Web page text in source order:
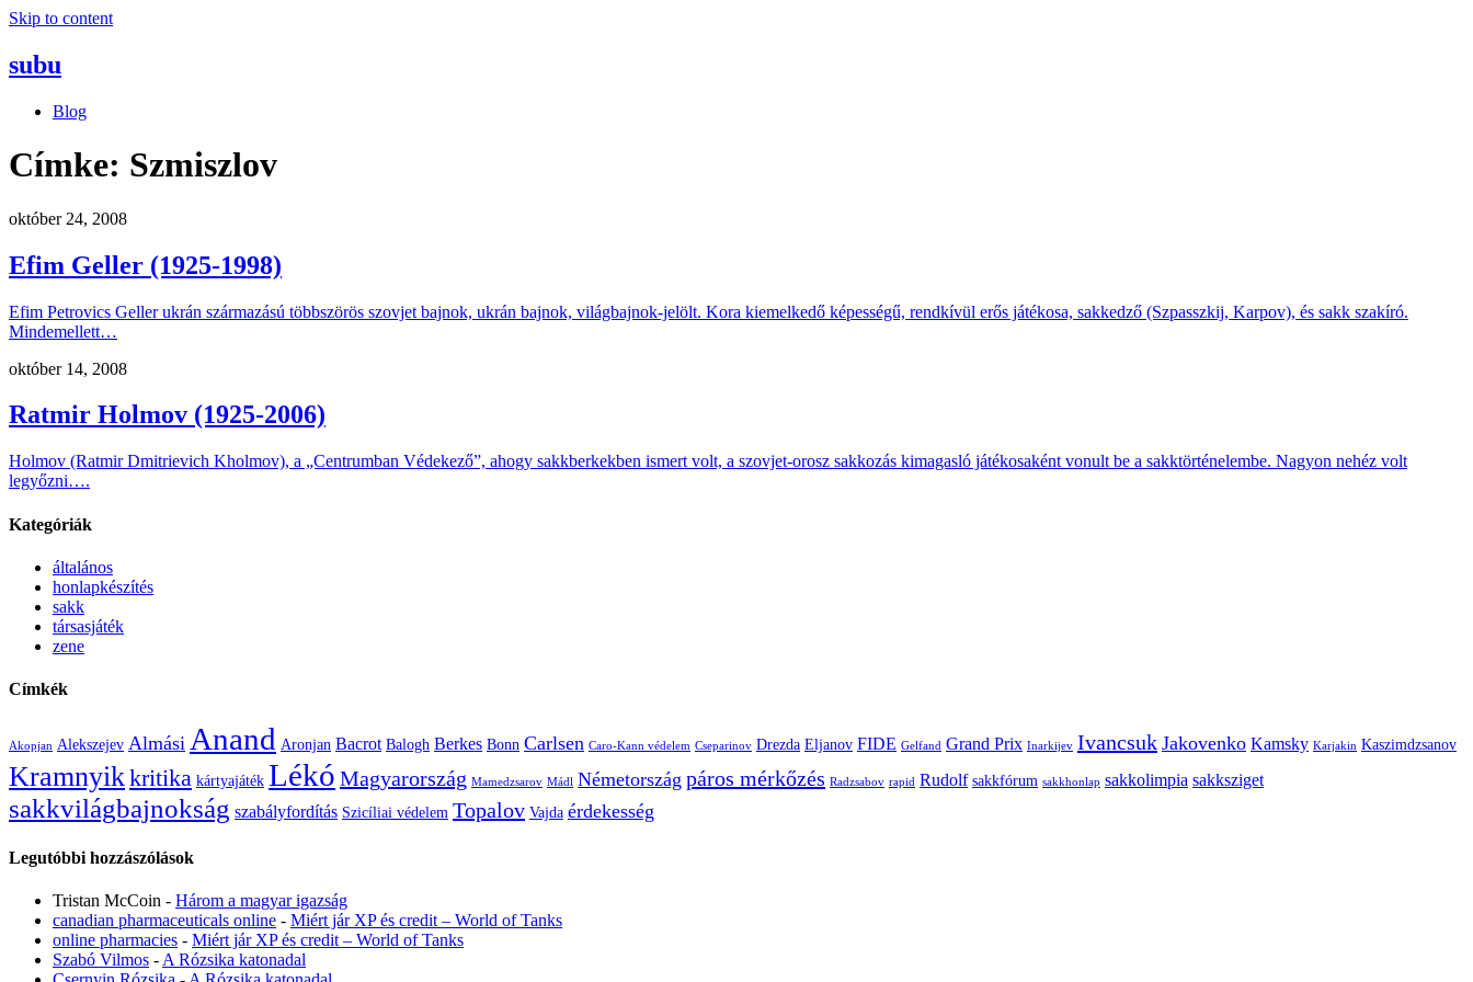
Skip to content
subu
Blog
Címke: Szmiszlov
október 24, 2008
Efim Geller (1925-1998)
Efim Petrovics Geller ukrán származású többszörös szovjet bajnok, ukrán bajnok, világbajnok-jelölt. Kora kiemelkedő képességű, rendkívül erős játékosa, sakkedző (Szpasszkij, Karpov), és sakk szakíró.
Mindemellett…
október 14, 2008
Ratmir Holmov (1925-2006)
Holmov (Ratmir Dmitrievich Kholmov), a „Centrumban Védekező”, ahogy sakkberkekben ismert volt, a szovjet-orosz sakkozás kimagasló játékosaként vonult be a sakktörténelembe. Nagyon nehéz volt
legyőzni….
Kategóriák
általános
honlapkészítés
sakk
társasjáték
zene
Címkék
Akopjan Alekszejev Almási Anand Aronjan Bacrot Balogh Berkes Bonn Carlsen Caro-Kann védelem Cseparinov Drezda Eljanov FIDE Gelfand Grand Prix Inarkijev Ivancsuk Jakovenko Kamsky Karjakin Kaszimdzsanov
Kramnyikkritika kártyajáték Lékó Magyarország Mamedzsarov Mádl Németország páros mérkőzés Radzsabov rapid Rudolf sakkfórum sakkhonlap sakkolimpia sakksziget
sakkvilágbajnokság szabályfordítás Szicíliai védelem Topalov Vajda érdekesség
Legutóbbi hozzászólások
Tristan McCoin - Három a magyar igazság
canadian pharmaceuticals online - Miért jár XP és credit – World of Tanks
online pharmacies - Miért jár XP és credit – World of Tanks
Szabó Vilmos - A Rózsika katonadal